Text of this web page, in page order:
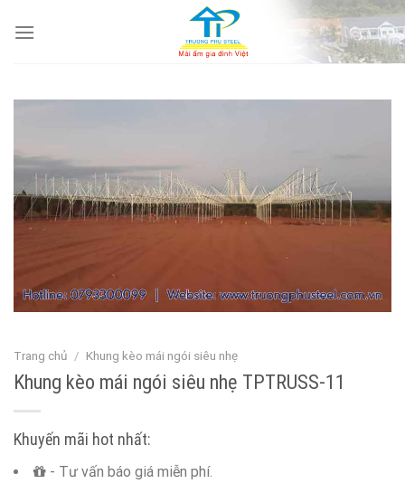
Trang chủ / Khung kèo mái ngói siêu nhẹ
Khung kèo mái ngói siêu nhẹ TPTRUSS-11
Khuyến mãi hot nhất:
- Tư vấn báo giá miễn phí.